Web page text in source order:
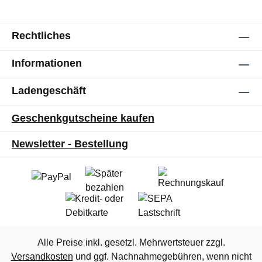
Rechtliches
Informationen
Ladengeschäft
Geschenkgutscheine kaufen
Newsletter - Bestellung
Alle Preise inkl. gesetzl. Mehrwertsteuer zzgl.
Versandkosten und ggf. Nachnahmegebühren, wenn nicht